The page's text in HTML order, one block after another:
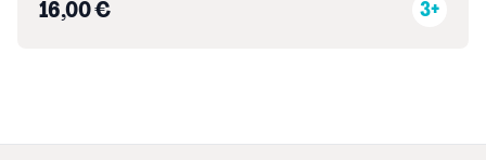
16,00 € 3+